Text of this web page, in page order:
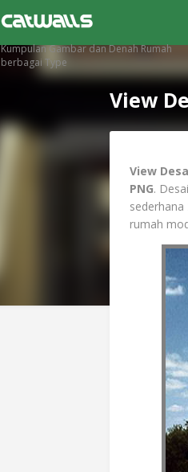
Kumpulan Gambar dan Denah Rumah
berbagai Type
View
View
PNG.
rumah